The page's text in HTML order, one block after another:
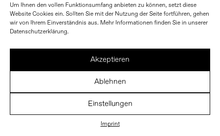
Um Ihnen den vollen Funktionsumfang anbieten zu können, setzt diese
Website Cookies ein. Sollten Sie mit der Nutzung der Seite fortführen, gehen
wir von Ihrem Einverständnis aus. Mehr Informationen finden Sie in unserer
Datenschutzerklärung.
Akzeptieren
Ablehnen
Einstellungen
Imprint